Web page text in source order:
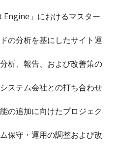
Engine」におけるマスター
の分析を基にしたサイト運
析、報告、および改善策の
ステム会社との打ち合わせ
の追加に向けたプロジェク
保守・運用の調整および改